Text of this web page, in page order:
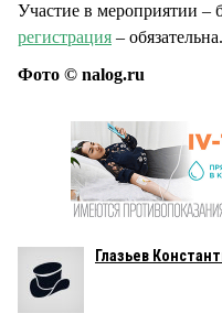
Участие в мероприятии –
регистрация – обязательна.
Фото © nalog.ru
Глазьев